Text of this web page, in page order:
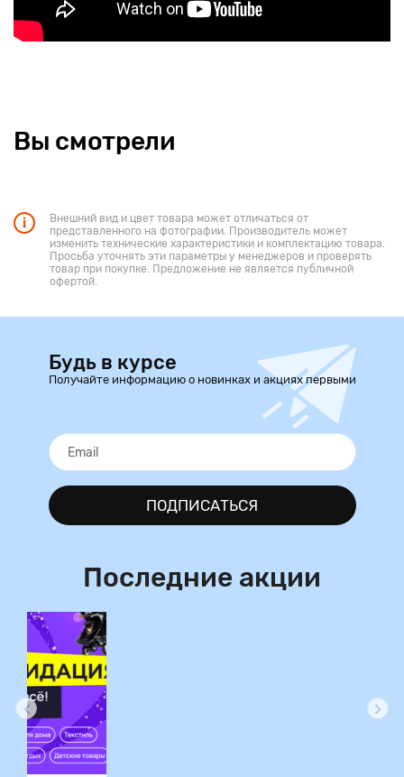
Вы смотрели
Внешний вид и цвет товара может отличаться от
представленного на фотографии. Производитель может
изменить технические характеристики и комплектацию товара.
Просьба уточнять эти параметры у менеджеров и проверять
товар при покупке. Предложение не является публичной
офертой.
Будь в курсе
Получайте информацию о новинках и акциях первыми
ПОДПИСАТЬСЯ
Последние акции